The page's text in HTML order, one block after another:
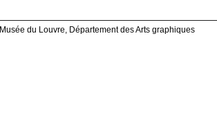
du Louvre, Département des Arts graphiques